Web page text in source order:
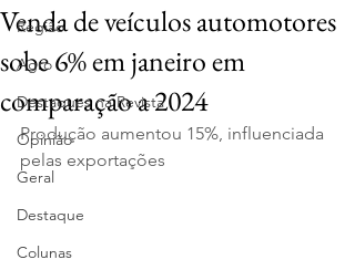
Região
Agro
Destaques na Revista
Opinião
Geral
Destaque
Colunas
Venda de veículos automotores
sobe 6% em janeiro em
comparação a 2024
Produção aumentou 15%, influenciada
pelas exportações